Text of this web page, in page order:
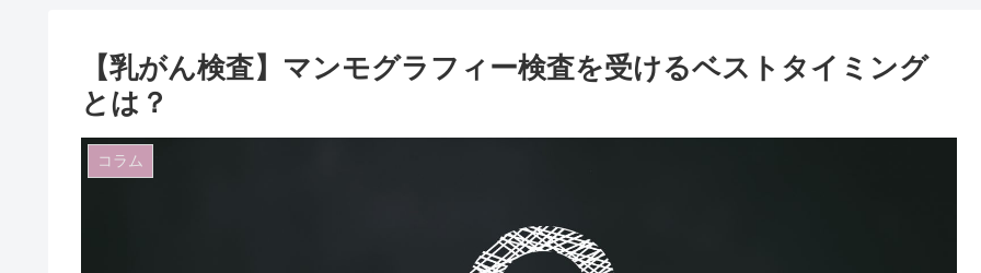
【乳がん検査】マンモグラフィー検査を受けるベストタイミング
とは？
コラム